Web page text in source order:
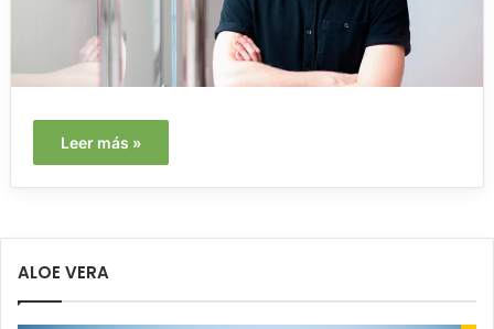
Leer más »
ALOE VERA